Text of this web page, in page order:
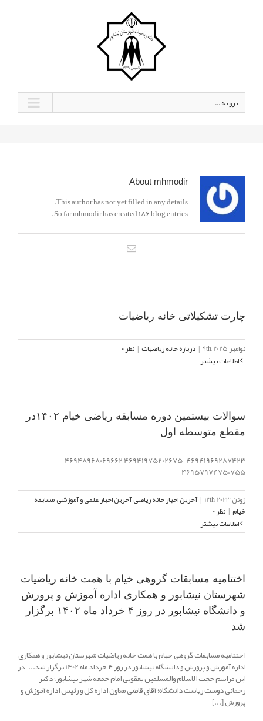
برو به ...
About mhmodir
This author has not yet filled in any details.
So far mhmodir has created 186 blog entries.
چارت تشکیلاتی خانه ریاضیات
نوامبر 9th, 2025 | درباره خانه ریاضیات | نظر ۰
اطلاعات بیشتر
سوالات بیستمین دوره مسابقه ریاضی خیام ۱۴۰۲در
مقطع متوسطه اول
46941969287423 46941975202675 46948968069662
46957974750755
ژوئن 12th, 2023 | آخرین اخبار خانه ریاضی,آخرین اخبار علمی و آموزشی,مسابقه
خیام | نظر ۰
اطلاعات بیشتر
اختتامیه مسابقات گروهی خیام با همت خانه ریاضیات
شهرستان نیشابور و همکاری اداره آموزش و پرورش
و دانشگاه نیشابور در روز ۴ خرداد ماه ۱۴۰۲ برگزار
شد
اختتامیه مسابقات گروهی خیام با همت خانه ریاضیات شهرستان نیشابور و همکاری
اداره آموزش و پرورش و دانشگاه نیشابور در روز ۴ خرداد ماه 1402 برگزار شد... در
این مراسم حجت الاسلام والمسلمین یعقوبی امام جمعه شهر نیشابور؛ دکتر
رحمانی دوست ریاست دانشگاه؛ آقای قاضی معاون اداره کل و رئیس اداره آموزش و
پرورش [...]